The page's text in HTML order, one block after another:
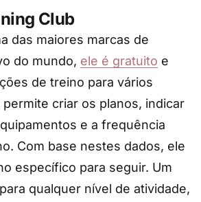
Club
das maiores marcas de
do mundo, ele é gratuito e
de treino para vários
criar os planos, indicar
e a frequência
Com base nestes dados, ele
específico para seguir. Um
qualquer nível de atividade,